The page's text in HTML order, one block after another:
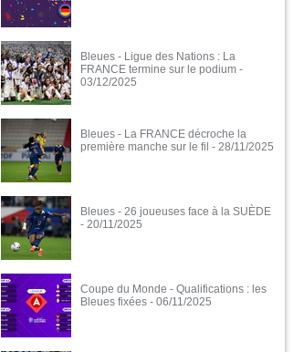
Bleues - Ligue des Nations : La
FRANCE termine sur le podium -
03/12/2025
Bleues - La FRANCE décroche la
première manche sur le fil - 28/11/2025
Bleues - 26 joueuses face à la SUÈDE
- 20/11/2025
Coupe du Monde - Qualifications : les
Bleues fixées - 06/11/2025